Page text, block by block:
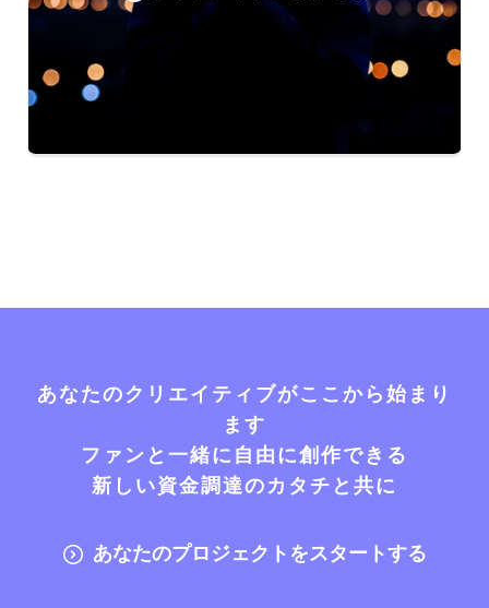
あなたのクリエイティブがここから始まり
ます
ファンと一緒に自由に創作できる
新しい資金調達のカタチと共に
あなたのプロジェクトをスタートする